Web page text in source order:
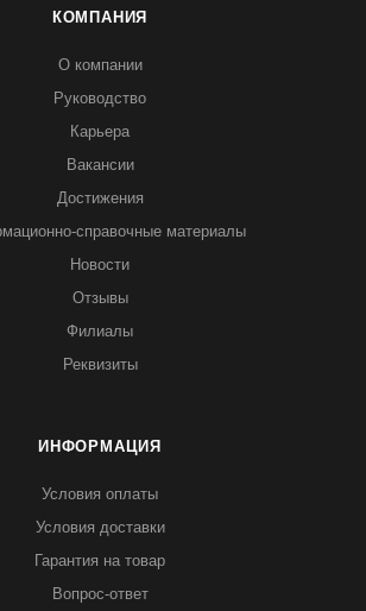
КОМПАНИЯ
О компании
Руководство
Карьера
Вакансии
Достижения
справочные материалы
Новости
Отзывы
Филиалы
Реквизиты
ИНФОРМАЦИЯ
Условия оплаты
Условия доставки
Гарантия на товар
Вопрос-ответ